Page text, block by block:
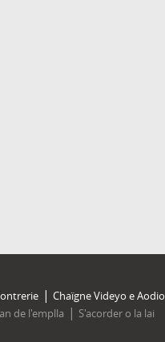
Chaïgne Videyo e Aodio
de l'emplla
S'acorder o la lai